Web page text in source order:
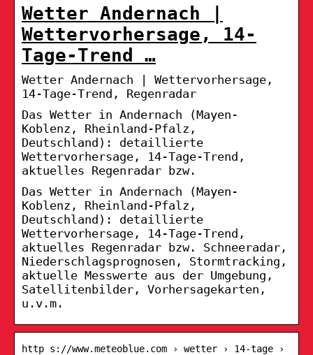
Wetter Andernach |
Wettervorhersage, 14-
Tage-Trend …
Wetter Andernach | Wettervorhersage,
14-Tage-Trend, Regenradar
Das Wetter in Andernach (Mayen-
Koblenz, Rheinland-Pfalz,
Deutschland): detaillierte
Wettervorhersage, 14-Tage-Trend,
aktuelles Regenradar bzw.
Das Wetter in Andernach (Mayen-
Koblenz, Rheinland-Pfalz,
Deutschland): detaillierte
Wettervorhersage, 14-Tage-Trend,
aktuelles Regenradar bzw. Schneeradar,
Niederschlagsprognosen, Stormtracking,
aktuelle Messwerte aus der Umgebung,
Satellitenbilder, Vorhersagekarten,
u.v.m.
http s://www.meteoblue.com › wetter › 14-tage ›